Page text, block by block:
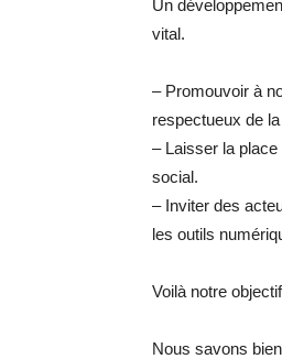
Un
vital.
– Promouvoir à
respectueux de
– Laisser la place
social.
– Inviter des
les outils
Voilà notre
Nous savons